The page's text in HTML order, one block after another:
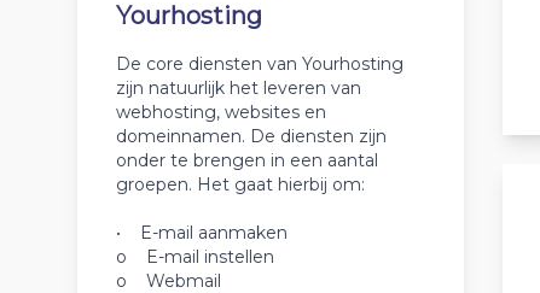
Yourhosting
De core diensten van Yourhosting
zijn natuurlijk het leveren van
webhosting, websites en
domeinnamen. De diensten zijn
onder te brengen in een aantal
groepen. Het gaat hierbij om:
• E-mail aanmaken
o E-mail instellen
o Webmail